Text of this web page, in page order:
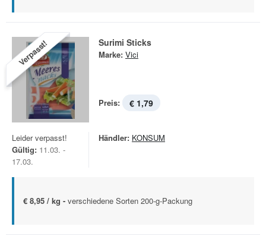
Verpasst! Surimi Sticks
Marke: Vici
Preis: € 1,79
Leider verpasst!
Gültig: 11.03. -
17.03.
Händler: KONSUM
€ 8,95 / kg - verschiedene Sorten 200-g-Packung